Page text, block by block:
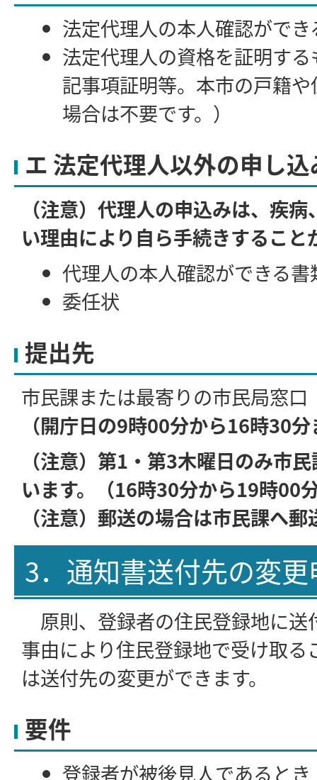
法定代理人の本人確認ができ
法定代理人の資格を証明す
記事項証明等。本市の戸籍
場合は不要です。）
エ 法定代理人以外の申し
（注意）代理人の申込みは、疾
い理由により自ら手続きすること
代理人の本人確認ができる書
委任状
提出先
市民課または最寄りの市民局窓
（開庁日の9時00分から16時30
（注意）第1・第3木曜日のみ市
います。（16時30分から19時00
（注意）郵送の場合は市民課へ
3．通知書送付先の変
原則、登録者の住民登録地に送
事由により住民登録地で受け取る
は送付先の変更ができます。
要件
登録者が被後見人であると